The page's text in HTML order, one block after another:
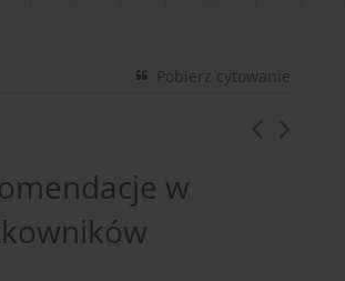
Pobierz cytowanie
w